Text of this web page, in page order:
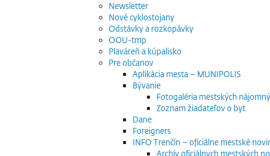
Newsletter
Nové cyklostojany
Odstávky a rozkopávky
OOU-tmp
Plaváreň a kúpalisko
Pre občanov
Aplikácia mesta – MUNIPOLIS
Bývanie
Fotogaléria mestských
Zoznam žiadateľov o byt
Dane
Foreigners
INFO Trenčín – oficiálne mestské
Archív oficiálnych mestských